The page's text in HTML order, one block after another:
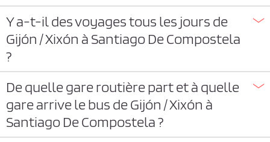
Y a-t-il des voyages tous les jours de
Gijón / Xixón à Santiago De Compostela
?
De quelle gare routière part et à quelle
gare arrive le bus de Gijón / Xixón à
Santiago De Compostela ?